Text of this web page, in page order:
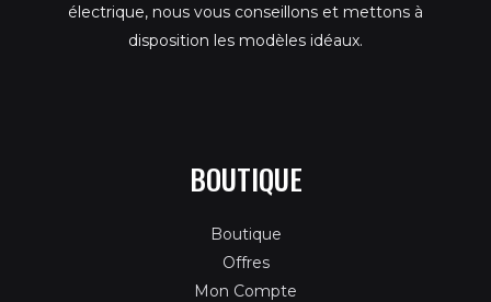
électrique, nous vous conseillons et mettons à
disposition les modèles idéaux.
BOUTIQUE
Boutique
Offres
Mon Compte